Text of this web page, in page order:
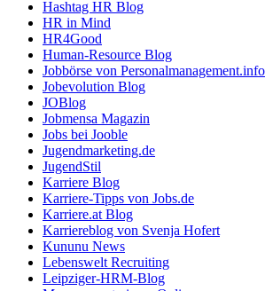
Hashtag HR Blog
HR in Mind
HR4Good
Human-Resource Blog
Jobbörse von Personalmanagement.info
Jobevolution Blog
JOBlog
Jobmensa Magazin
Jobs bei Jooble
Jugendmarketing.de
JugendStil
Karriere Blog
Karriere-Tipps von Jobs.de
Karriere.at Blog
Karriereblog von Svenja Hofert
Kununu News
Lebenswelt Recruiting
Leipziger-HRM-Blog